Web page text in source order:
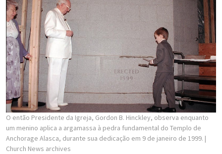
O então Presidente da Igreja, Gordon B. Hinckley, observa enquanto
um menino aplica a argamassa à pedra fundamental do Templo de
Anchorage Alasca, durante sua dedicação em 9 de janeiro de 1999. |
Church News archives